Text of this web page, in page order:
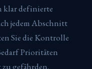
klar definierte
jedem Abschnitt
Sie die Kontrolle
Prioritäten
zu gefährden.